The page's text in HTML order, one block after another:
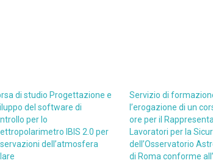
di studio Progettazione e
del software di
per lo
IBIS 2.0 per
dell’atmosfera
Servizio di
l’erogazione di un
ore per il
Lavoratori per la
dell’Osservatorio
di Roma conforme